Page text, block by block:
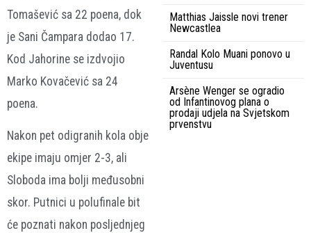
Tomašević sa 22 poena, dok
je Sani Čampara dodao 17.
Kod Jahorine se izdvojio
Marko Kovačević sa 24
poena.
Nakon pet odigranih kola obje
ekipe imaju omjer 2-3, ali
Sloboda ima bolji međusobni
skor. Putnici u polufinale bit
će poznati nakon posljednjeg
Matthias Jaissle novi trener
Newcastlea
Randal Kolo Muani ponovo u
Juventusu
Arsène Wenger se ogradio
od Infantinovog plana o
prodaji udjela na Svjetskom
prvenstvu